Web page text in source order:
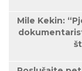
Mile Kekin: